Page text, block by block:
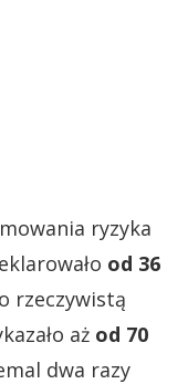
ryzyka
od 36
rzeczywistą
aż od 70
dwa razy